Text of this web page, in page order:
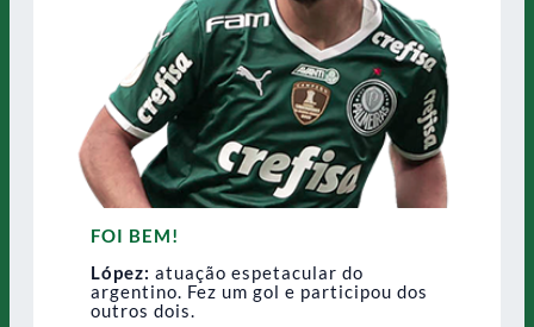
FOI BEM!
López: atuação espetacular do
argentino. Fez um gol e participou dos
outros dois.